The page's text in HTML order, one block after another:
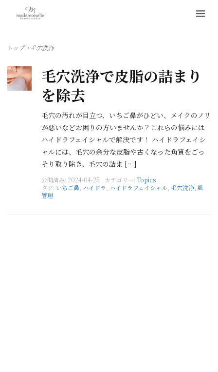
トップ> 毛穴洗浄
毛穴洗浄で皮脂の詰まり
を除去
毛穴の汚れが目立つ、いちご鼻がひどい、メイクのノリ
が悪いなどお困りの方いませんか？これらの悩みには
ハイドラフェイシャルで解決です！ ハイドラフェイシ
ャルには、毛穴の余分な皮脂や古くなった角質をごっ
そり取り除き、毛穴の詰ま […]
公開済み: 2024-04-25 カテゴリー: Topics
タグ: いちご鼻 ハイドラ ハイドラフェイシャル 毛穴洗浄, 肌
管理